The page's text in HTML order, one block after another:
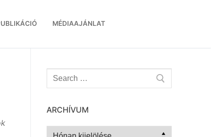
MÉDIAAJÁNLAT
Keresése:
ARCHÍVUM
Archívum